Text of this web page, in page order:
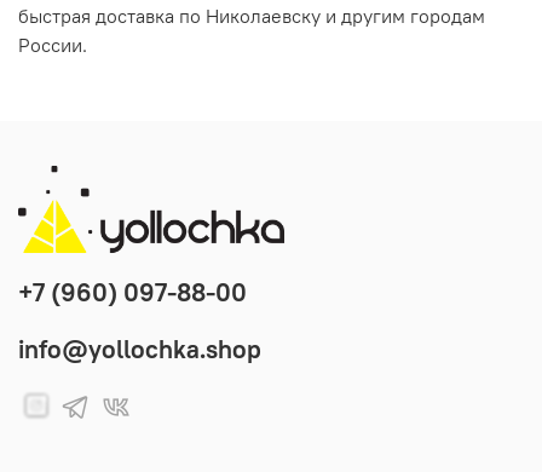
быстрая доставка по Николаевску и другим городам
России.
+7 (960) 097-88-00
info@yollochka.shop